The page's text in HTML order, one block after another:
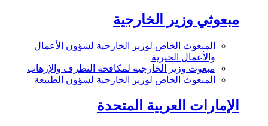
مبعوثي وزير الخارجية
المبعوث الخاص لوزير الخارجية لشؤون الأعمال
والأعمال الخيرية
مبعوث وزير الخارجية لمكافحة التطرف والإرهاب
المبعوث الخاص لوزير الخارجية لشؤون الطبيعة
الإمارات العربية المتحدة